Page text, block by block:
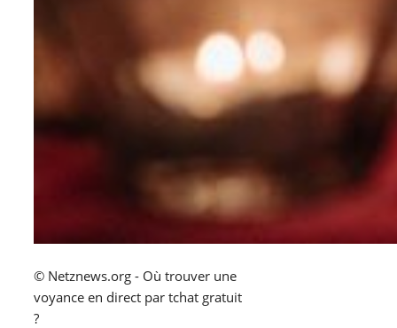
© Netznews.org - Où trouver une
voyance en direct par tchat gratuit
?